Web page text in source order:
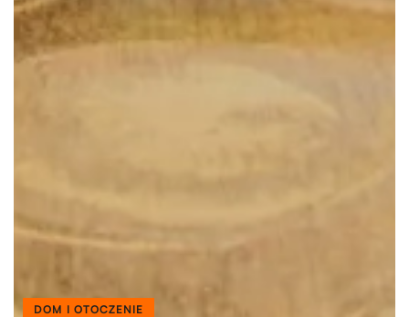
DOM I OTOCZENIE